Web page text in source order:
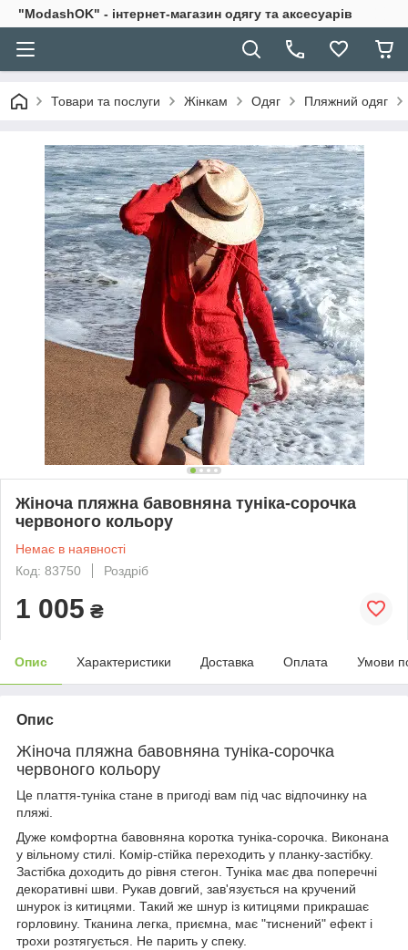
"ModashOK" - інтернет-магазин одягу та аксесуарів
Товари та послуги Жінкам Одяг Пляжний одяг
Жіноча пляжна бавовняна туніка-сорочка
червоного кольору
Немає в наявності
Код: 83750
Роздріб
1 005 ₴
Опис Характеристики Доставка Оплата Умови
Опис
Жіноча пляжна бавовняна туніка-сорочка
червоного кольору
Це плаття-туніка стане в пригоді вам під час відпочинку на
пляжі.
Дуже комфортна бавовняна коротка туніка-сорочка. Виконана
у вільному стилі. Комір-стійка переходить у планку-застібку.
Застібка доходить до рівня стегон. Туніка має два поперечні
декоративні шви. Рукав довгий, зав'язується на кручений
шнурок із китицями. Такий же шнур із китицями прикрашає
горловину. Тканина легка, приємна, має "тиснений" ефект і
трохи розтягується. Не парить у спеку.